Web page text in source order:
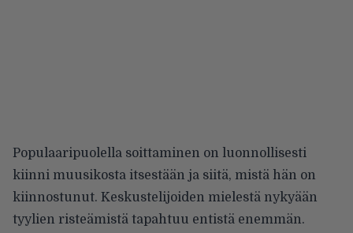
Populaaripuolella soittaminen on luonnollisesti
kiinni muusikosta itsestään ja siitä, mistä hän on
kiinnostunut. Keskustelijoiden mielestä nykyään
tyylien risteämistä tapahtuu entistä enemmän.